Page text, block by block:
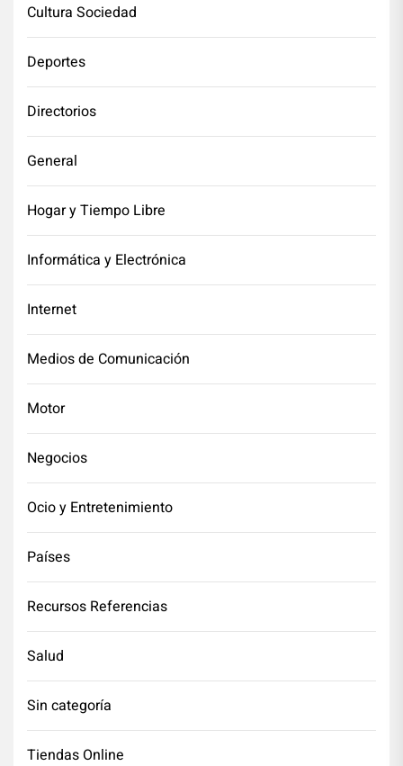
Cultura Sociedad
Deportes
Directorios
General
Hogar y Tiempo Libre
Informática y Electrónica
Internet
Medios de Comunicación
Motor
Negocios
Ocio y Entretenimiento
Países
Recursos Referencias
Salud
Sin categoría
Tiendas Online